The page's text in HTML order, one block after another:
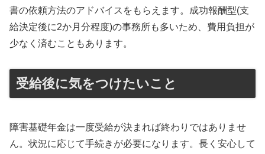
書の依頼方法のアドバイスをもらえます。成功報酬型(支
給決定後に2か月分程度)の事務所も多いため、費用負担が
少なく済むこともあります。
受給後に気をつけたいこと
障害基礎年金は一度受給が決まれば終わりではありませ
ん。状況に応じて手続きが必要になります。長く安心して